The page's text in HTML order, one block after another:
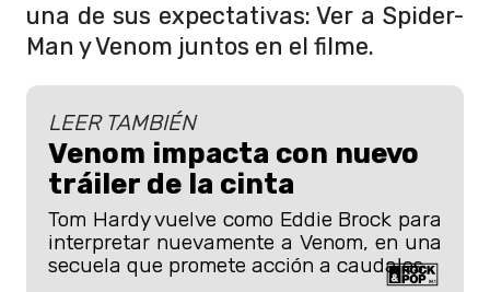
una de sus expectativas: Ver a Spider-
Man y Venom juntos en el filme.
LEER TAMBIÉN
Venom impacta con nuevo
tráiler de la cinta
Tom Hardy vuelve como Eddie Brock para
interpretar nuevamente a Venom, en una
secuela que promete acción a caudales.